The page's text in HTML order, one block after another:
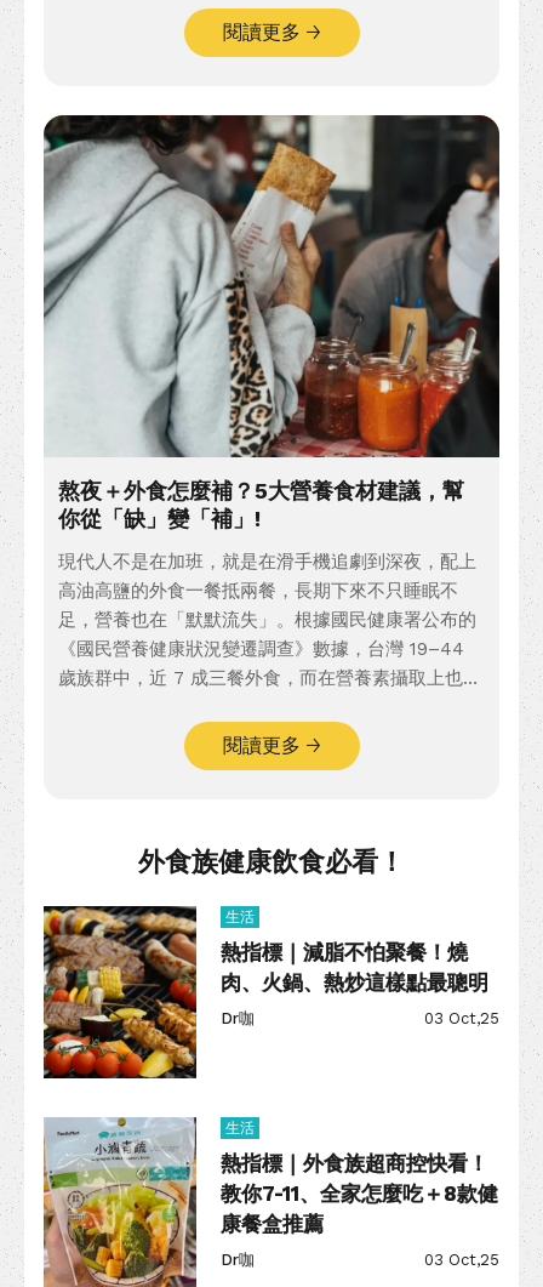
閱讀更多
熬夜＋外食怎麼補？5大營養食材建議，幫
你從「缺」變「補」!
現代人不是在加班，就是在滑手機追劇到深夜，配上
高油高鹽的外食一餐抵兩餐，長期下來不只睡眠不
足，營養也在「默默流失」。根據國民健康署公布的
《國民營養健康狀況變遷調查》數據，台灣 19–44
歲族群中，近 7 成三餐外食，而在營養素攝取上也出
閱讀更多
外食族健康飲食必看！
生活
熱指標｜減脂不怕聚餐！燒
肉、火鍋、熱炒這樣點最聰明
Dr咖 03 Oct,25
生活
熱指標｜外食族超商控快看！
教你7-11、全家怎麼吃＋8款健
康餐盒推薦
Dr咖 03 Oct,25